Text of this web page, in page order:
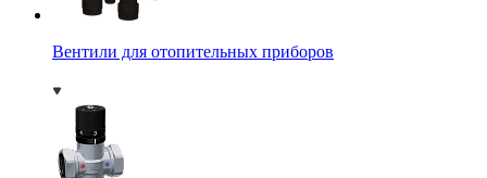
Вентили для отопительных приборов